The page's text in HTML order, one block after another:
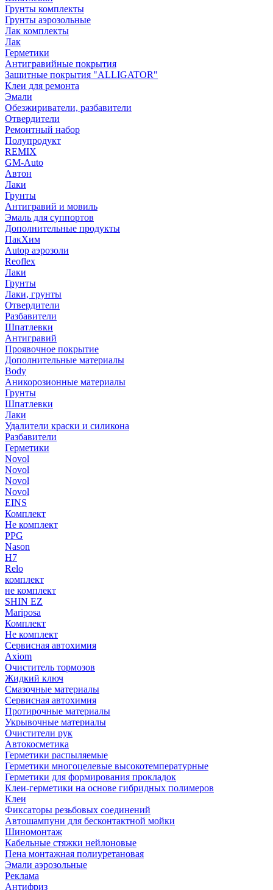
Грунты комплекты
Грунты аэрозольные
Лак комплекты
Лак
Герметики
Антигравийные покрытия
Защитные покрытия "ALLIGATOR"
Клеи для ремонта
Эмали
Обезжириватели, разбавители
Отвердители
Ремонтный набор
Полупродукт
REMIX
GM-Auto
Автон
Лаки
Грунты
Антигравий и мовиль
Эмаль для суппортов
Дополнительные продукты
ПакХим
Autop аэрозоли
Reoflex
Лаки
Грунты
Лаки, грунты
Отвердители
Разбавители
Шпатлевки
Антигравий
Проявочное покрытие
Дополнительные материалы
Body
Аникорозионные материалы
Грунты
Шпатлевки
Лаки
Удалители краски и силикона
Разбавители
Герметики
Novol
Novol
Novol
Novol
EINS
Комплект
Не комплект
PPG
Nason
H7
Relo
комплект
не комплект
SHIN EZ
Mariposa
Комплект
Не комплект
Сервисная автохимия
Axiom
Очиститель тормозов
Жидкий ключ
Смазочные материалы
Сервисная автохимия
Протирочные материалы
Укрывочные материалы
Очистители рук
Автокосметика
Герметики распыляемые
Герметики многоцелевые высокотемпературные
Герметики для формирования прокладок
Клеи-герметики на основе гибридных полимеров
Клеи
Фиксаторы резьбовых соединений
Автошампуни для бесконтактной мойки
Шиномонтаж
Кабельные стяжки нейлоновые
Пена монтажная полиуретановая
Эмали аэрозольные
Реклама
Антифриз